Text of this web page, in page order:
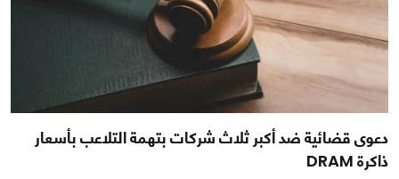
دعوى قضائية ضد أكبر ثلاث شركات بتهمة التلاعب بأسعار
ذاكرة DRAM